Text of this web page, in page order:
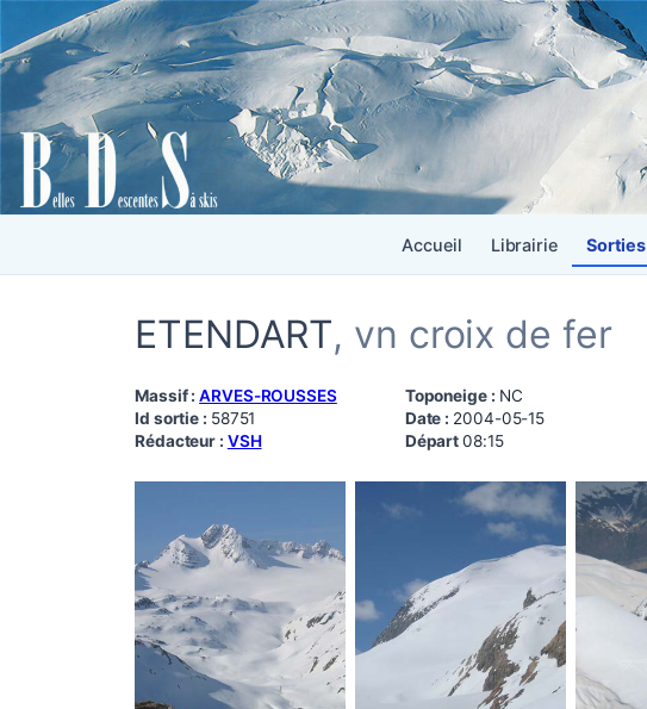
Accueil Librairie Sorties
ETENDART, vn croix de fer
Massif :ARVES-ROUSSES
Id sortie : 58751
Rédacteur : VSH
Toponeige : NC
Date : 2004-05-15
Départ08:15